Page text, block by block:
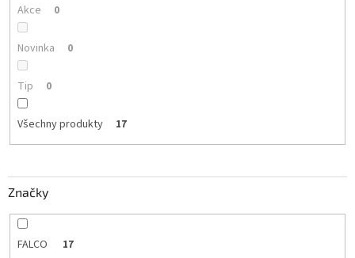
Akce 0
Novinka 0
Tip 0
Všechny produkty 17
Značky
FALCO 17